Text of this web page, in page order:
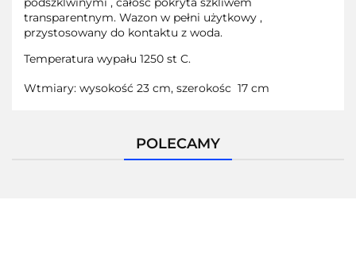
transparentnym. Wazon w pełni użytkowy ,
przystosowany do kontaktu z woda.
Temperatura wypału 1250 st C.
Wtmiary: wysokość 23 cm, szerokośc 17 cm
POLECAMY